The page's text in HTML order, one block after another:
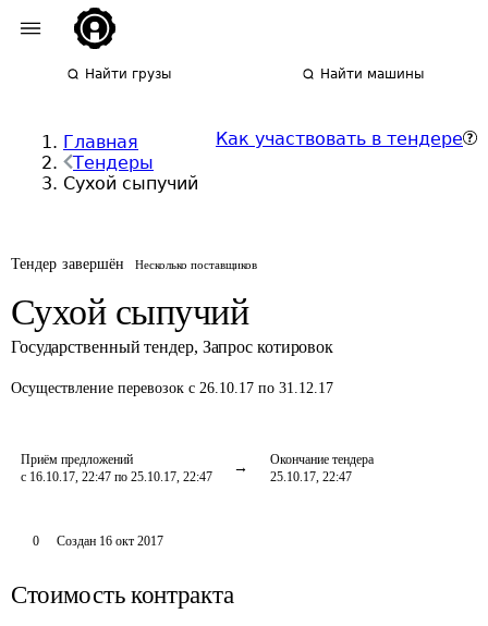
Найти грузы Найти машины
Главная
Тендеры
Сухой сыпучий
Как участвовать в тендере
Тендер завершён Несколько поставщиков
Сухой сыпучий
Государственный тендер, Запрос котировок
Осуществление перевозок с 26.10.17 по 31.12.17
Приём предложений
с 16.10.17, 22:47 по 25.10.17, 22:47
Окончание тендера
25.10.17, 22:47
0 Создан 16 окт 2017
Стоимость контракта